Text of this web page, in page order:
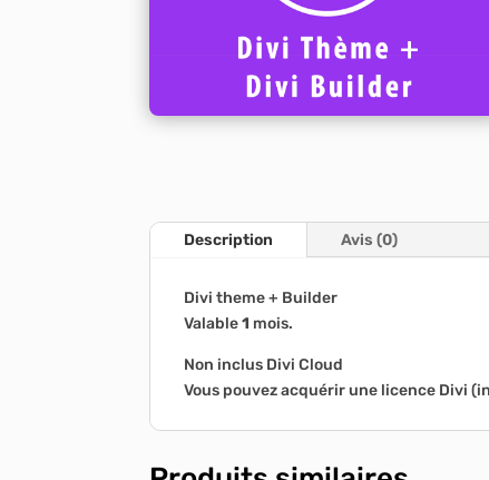
Description Avis (0)
Divi theme + Builder
Valable1 mois.
Non inclus Divi Cloud
Vous pouvez acquérir une licence Divi